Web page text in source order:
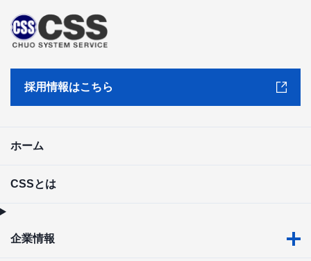
採用情報はこちら
ホーム
CSSとは
企業情報